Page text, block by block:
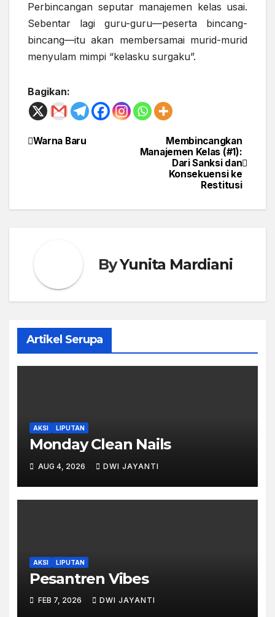
Perbincangan seputar manajemen kelas usai.
Sebentar lagi guru-guru—peserta bincang-
bincang—itu akan membersamai murid-murid
menyulam mimpi “kelasku surgaku”.
Bagikan:
Post
Membincangkan
Manajemen Kelas (#1):
Dari Sanksi dan
Konsekuensi ke
Restitusi
Warna Baru
ByYunita Mardiani
Artikel Serupa
AKSI LIPUTAN
Monday Clean Nails
AUG 4, 2026 DWI JAYANTI
AKSI LIPUTAN
Pesantren Vibes
FEB 7, 2026 DWI JAYANTI